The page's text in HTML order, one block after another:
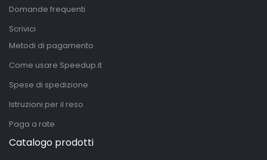
Domande frequenti
Scrivici
Metodi di pagamento
Come usare Speedup.it
Spese di spedizione
Istruzioni per il reso
Paga a rate
Catalogo prodotti